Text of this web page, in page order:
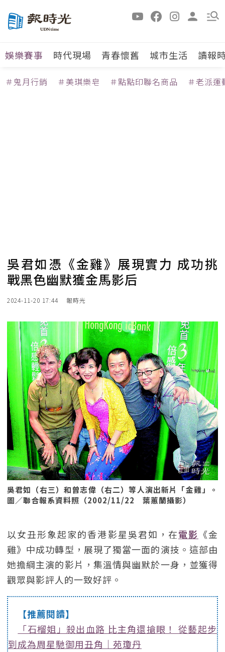
娛樂賽事 時代現場 青春懷舊 城市生活 讀報
＃鬼月行銷 ＃美琪樂皂 ＃點點印聯名商品 ＃老派運
吳君如憑《金雞》展現實力 成功挑
戰黑色幽默獲金馬影后
2024-11-20 17:44 報時光
吳君如（右三）和曾志偉（右二）等人演出新片「金雞」。
圖／聯合報系資料照（2002/11/22 葉蕙蘭攝影）
以女丑形象起家的香港影星吳君如，在電影 《金
雞》中成功轉型，展現了獨當一面的演技。這部由
她擔綱主演的影片，集溫情與幽默於一身，並獲得
觀眾與影評人的一致好評。
【推薦閱讀】
「石榴姐」殺出血路 比主角還搶眼！ 從藝起步
到成為周星馳御用丑角｜苑瓊丹